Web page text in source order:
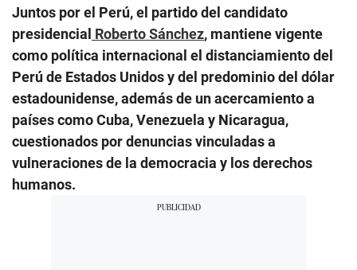
Juntos por el Perú, el partido del candidato
presidencial Roberto Sánchez, mantiene vigente
como política internacional el distanciamiento del
Perú de Estados Unidos y del predominio del dólar
estadounidense, además de un acercamiento a
países como Cuba, Venezuela y Nicaragua,
cuestionados por denuncias vinculadas a
vulneraciones de la democracia y los derechos
humanos.